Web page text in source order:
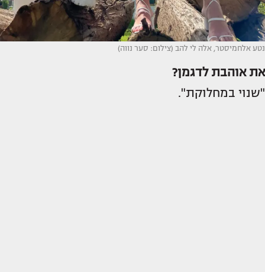
נטע אלחמיסטר, אלה לי להב (צילום: סער נווה)
את אוהבת לדגמן?
"שנוי במחלוקת".